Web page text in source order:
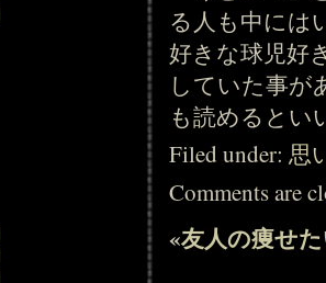
る人も中には
好きな球児好
していた事が
も読めるとい
Filed under:思
Comments are
«友人の痩せ